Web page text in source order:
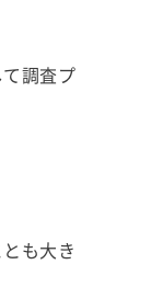
調査プ
も大き